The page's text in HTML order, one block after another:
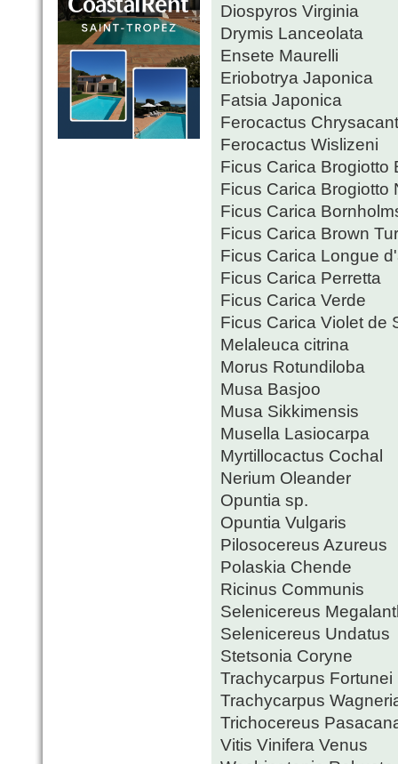
Diospyros Virginia
Drymis Lanceolata
Ensete Maurelli
Eriobotrya Japonica
Fatsia Japonica
Ferocactus
Ferocactus Wislizeni
Ficus Carica Brogiotto
Ficus Carica Brogiotto
Ficus Carica
Ficus Carica Brown
Ficus Carica Longue
Ficus Carica Perretta
Ficus Carica Verde
Ficus Carica Violet de
Melaleuca citrina
Morus Rotundiloba
Musa Basjoo
Musa Sikkimensis
Musella Lasiocarpa
Myrtillocactus Cochal
Nerium Oleander
Opuntia sp.
Opuntia Vulgaris
Pilosocereus Azureus
Polaskia Chende
Ricinus Communis
Selenicereus
Selenicereus Undatus
Stetsonia Coryne
Trachycarpus Fortunei
Trachycarpus
Trichocereus
Vitis Vinifera Venus